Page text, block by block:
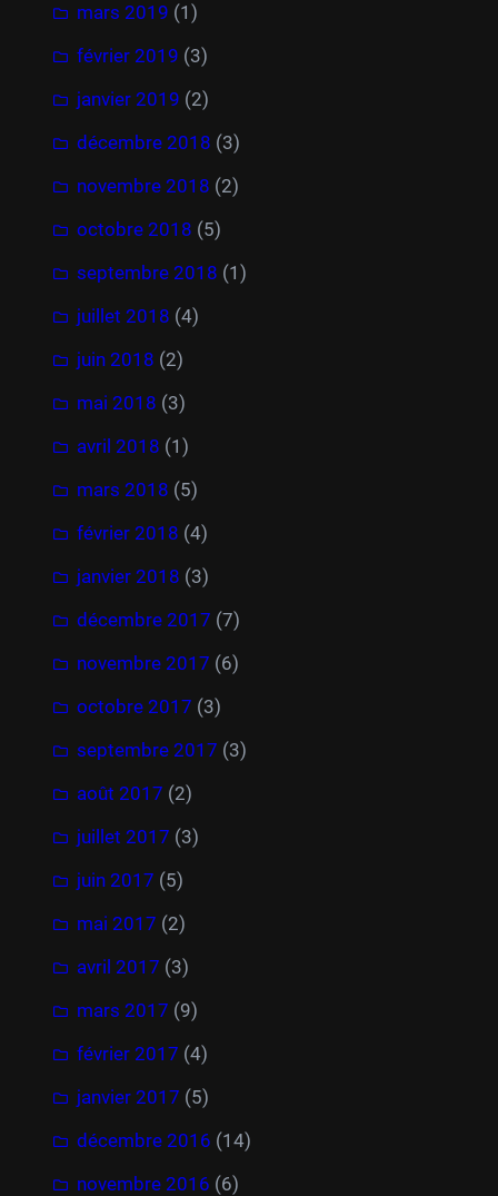
mars 2019 (1)
février 2019 (3)
janvier 2019 (2)
décembre 2018 (3)
novembre 2018 (2)
octobre 2018 (5)
septembre 2018 (1)
juillet 2018 (4)
juin 2018 (2)
mai 2018 (3)
avril 2018 (1)
mars 2018 (5)
février 2018 (4)
janvier 2018 (3)
décembre 2017 (7)
novembre 2017 (6)
octobre 2017 (3)
septembre 2017 (3)
août 2017 (2)
juillet 2017 (3)
juin 2017 (5)
mai 2017 (2)
avril 2017 (3)
mars 2017 (9)
février 2017 (4)
janvier 2017 (5)
décembre 2016 (14)
novembre 2016 (6)